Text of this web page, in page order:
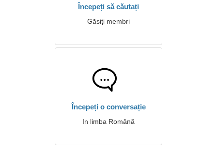
Începeți să căutați
Găsiți membri
Începeți o conversație
In limba Română